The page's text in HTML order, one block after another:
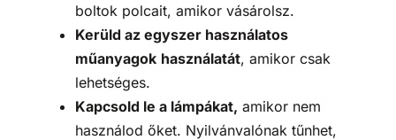
boltok polcait, amikor vásárolsz.
Kerüld az egyszer használatos
műanyagok használatát, amikor csak
lehetséges.
Kapcsold le a lámpákat, amikor nem
használod őket. Nyilvánvalónak tűnhet,